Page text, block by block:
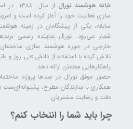
خانه هوشمند نورال
از سال
سابقه، یکی از پیشگامان در زمینه
شمار می‌رود. نورال نماینده رسمی
خارجی در حوزه هوشمند سازی
تلاش کرده با استفاده از دانش فنی روز و
راهکارهایی مطمئن ارائه دهد.
حضور موفق نورال در صدها پروژه‌
همکاری با سازندگان مطرح، پشتوانه‌ای‌ست
دقت و رضایت مشتریان.
چرا باید شما را انتخاب کنم؟